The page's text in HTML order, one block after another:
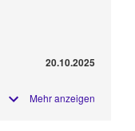
20.10.2025
Mehr anzeigen